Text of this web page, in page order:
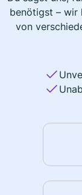
benötigst – wir
von